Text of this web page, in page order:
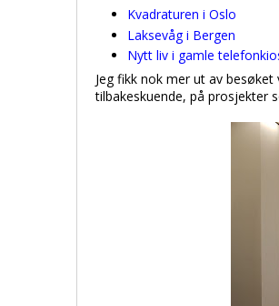
Kvadraturen i Oslo
Laksevåg i Bergen
Nytt liv i gamle
Jeg fikk nok mer ut av
tilbakeskuende, på prosjekter